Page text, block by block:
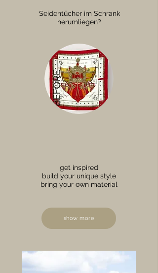
Seidentücher im Schrank
herumliegen?
get inspired
build your unique style
bring your own material
show more